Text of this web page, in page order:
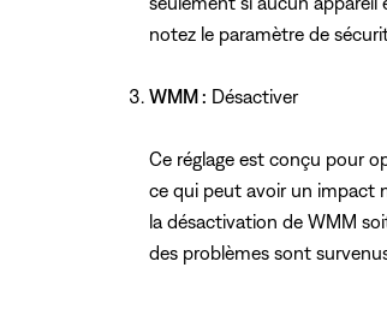
notez le paramètre de
WMM : Désactiver
Ce réglage est conçu pour
ce qui peut avoir un impact
la désactivation de WMM
des problèmes sont